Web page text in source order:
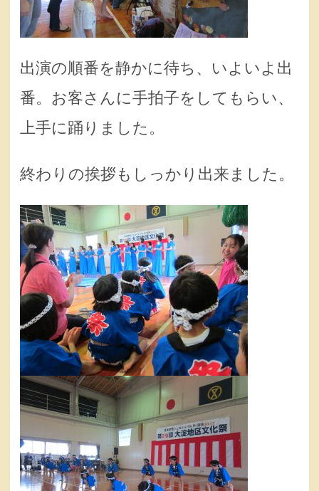
出演の順番を静かに待ち、いよいよ出
番。お客さんに手拍子をしてもらい、
上手に踊りました。
終わりの挨拶もしっかり出来ました。